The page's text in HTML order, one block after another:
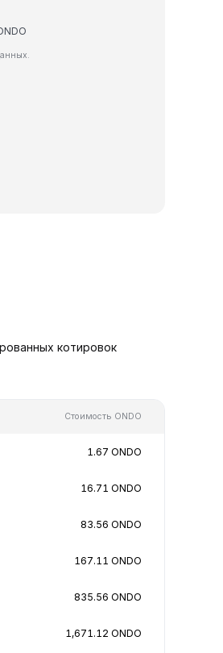
котировок
Стоимость ONDO
1.67 ONDO
16.71 ONDO
83.56 ONDO
167.11 ONDO
835.56 ONDO
1,671.12 ONDO